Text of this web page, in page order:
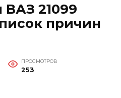
ВАЗ 21099
причин
ПРОСМОТРОВ
253